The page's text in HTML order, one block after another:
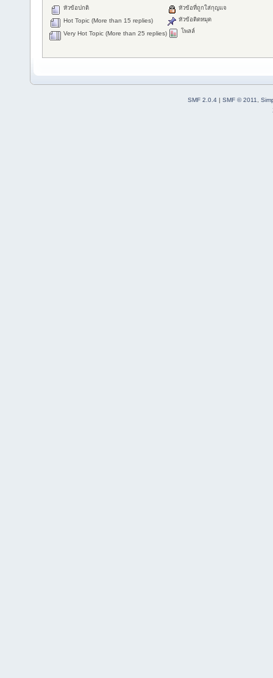
หัวข้อปกติ
Hot Topic (More than 15 replies)
Very Hot Topic (More than 25 replies)
หัวข้อที่ถูกใส่กุญแจ
หัวข้อติดหมุด
โพลล์
SMF 2.0.4 | SMF © 2011,